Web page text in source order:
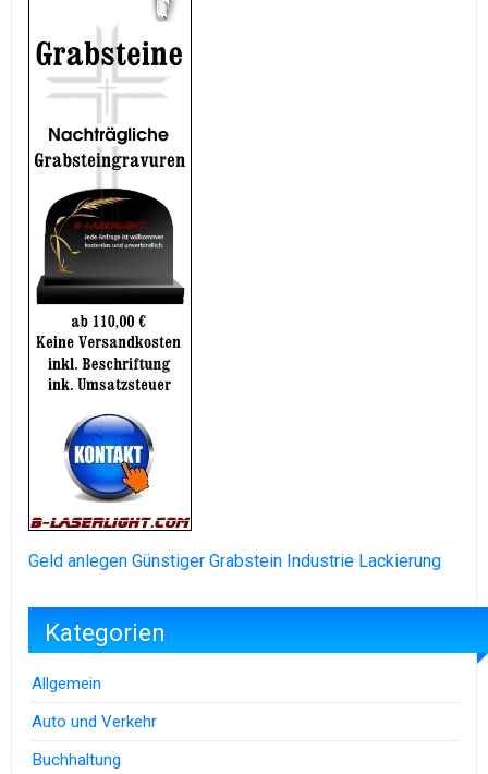
Geld anlegen Günstiger Grabstein Industrie Lackierung
Kategorien
Allgemein
Auto und Verkehr
Buchhaltung